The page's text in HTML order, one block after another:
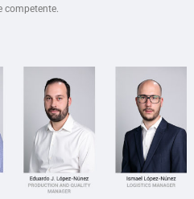
competente.